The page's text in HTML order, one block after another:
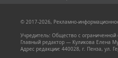
© 2017-2026, Рекламно-
Учредитель: Общество с ограниченной
Главный редактор — Куликова Елена
Адрес редакции: 440028, г. Пенза, ул.